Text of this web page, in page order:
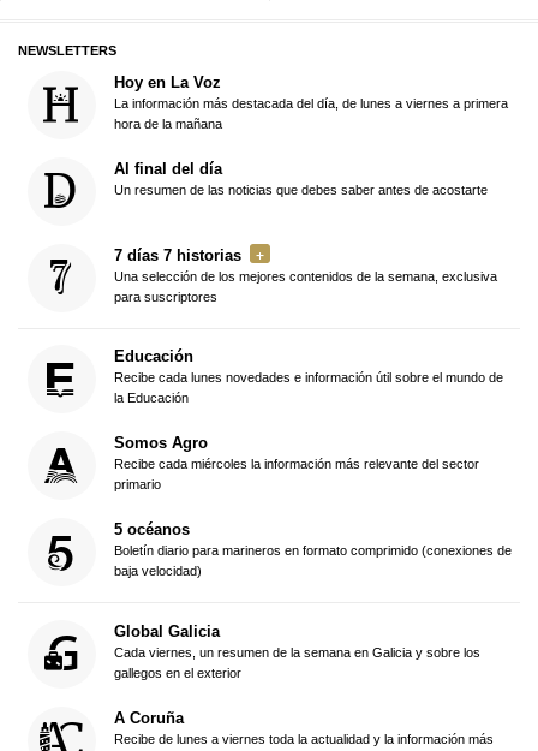
NEWSLETTERS
Hoy en La Voz
La información más destacada del día, de lunes a viernes a primera
hora de la mañana
Al final del día
Un resumen de las noticias que debes saber antes de acostarte
7 días 7 historias
Una selección de los mejores contenidos de la semana, exclusiva
para suscriptores
Educación
Recibe cada lunes novedades e información útil sobre el mundo de
la Educación
Somos Agro
Recibe cada miércoles la información más relevante del sector
primario
5 océanos
Boletín diario para marineros en formato comprimido (conexiones de
baja velocidad)
Global Galicia
Cada viernes, un resumen de la semana en Galicia y sobre los
gallegos en el exterior
A Coruña
Recibe de lunes a viernes toda la actualidad y la información más